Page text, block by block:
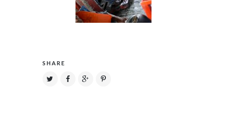
SHARE